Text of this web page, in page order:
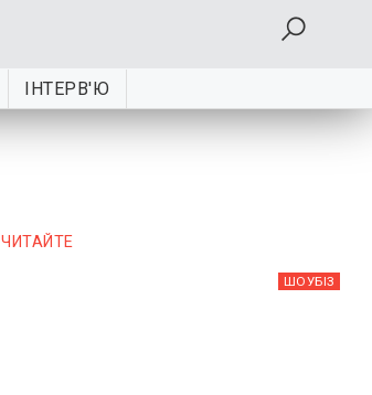
ІНТЕРВ'Ю
ЧИТАЙТЕ
ШОУБIЗ